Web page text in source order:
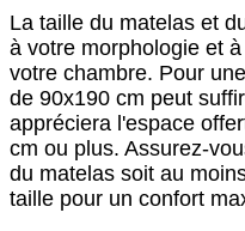
La taille du matelas et
à votre morphologie et
votre chambre. Pour
de 90x190 cm peut
appréciera l'espace
cm ou plus. Assurez-
du matelas soit au
taille pour un confort